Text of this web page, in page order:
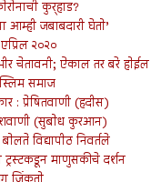
कुर्‍हाड?
आम्ही जबाबदारी घेतो’
२०२०
चेतावनी; ऐकाल तर बरे
समाज
: प्रेषितवाणी (हदीस)
(सुबोध कुरआन)
विद्यापीठ निवर्तले
माणुसकीचे दर्शन